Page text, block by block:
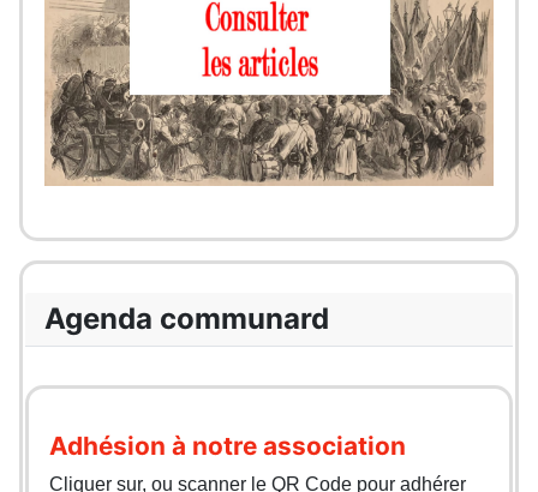
Agenda communard
Adhésion à notre association
Cliquer sur, ou scanner le QR Code pour adhérer